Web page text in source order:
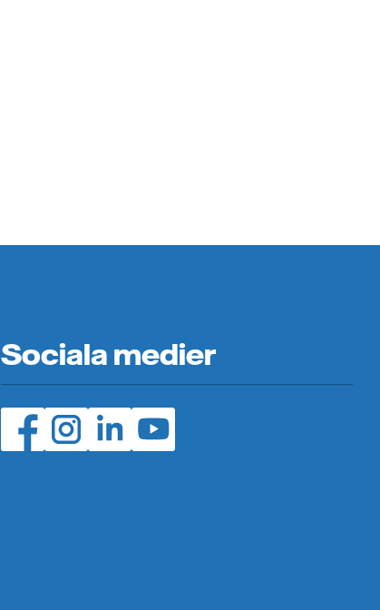
Sociala medier
Facebook (öppnas i ny flik)
Instagram (öppnas i ny flik)
LinedIn (öppnas i ny flik)